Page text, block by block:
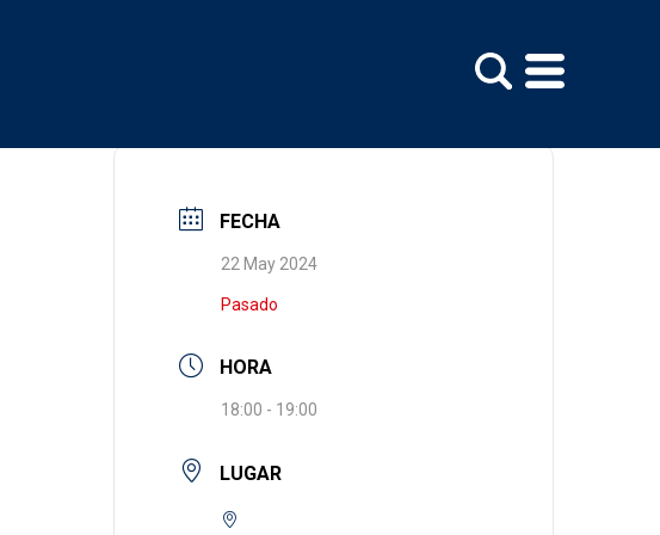
FECHA
22 May 2024
Pasado
HORA
18:00 - 19:00
LUGAR